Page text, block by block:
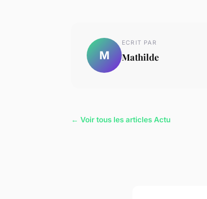
M
ECRIT PAR
Mathilde
← Voir tous les articles Actu